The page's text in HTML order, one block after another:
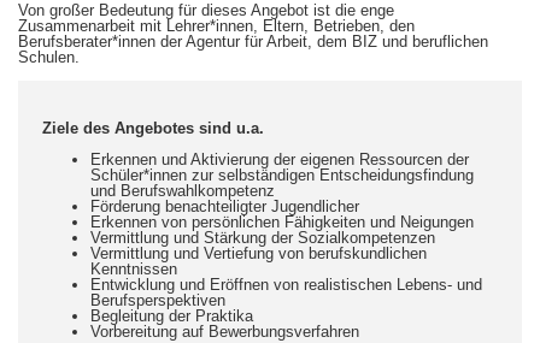
Von großer Bedeutung für dieses Angebot ist die enge
Zusammenarbeit mit Lehrer*innen, Eltern, Betrieben, den
Berufsberater*innen der Agentur für Arbeit, dem BIZ und beruflichen
Schulen.
Ziele des Angebotes sind u.a.
Erkennen und Aktivierung der eigenen Ressourcen der
Schüler*innen zur selbständigen Entscheidungsfindung
und Berufswahlkompetenz
Förderung benachteiligter Jugendlicher
Erkennen von persönlichen Fähigkeiten und Neigungen
Vermittlung und Stärkung der Sozialkompetenzen
Vermittlung und Vertiefung von berufskundlichen
Kenntnissen
Entwicklung und Eröffnen von realistischen Lebens- und
Berufsperspektiven
Begleitung der Praktika
Vorbereitung auf Bewerbungsverfahren